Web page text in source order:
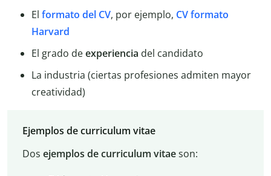
El formato del CV, por ejemplo, CV formato
Harvard
El grado deexperiencia del candidato
La industria (ciertas profesiones admiten mayor
creatividad)
Ejemplos de curriculum vitae
Dos ejemplos de curriculum vitaeson: